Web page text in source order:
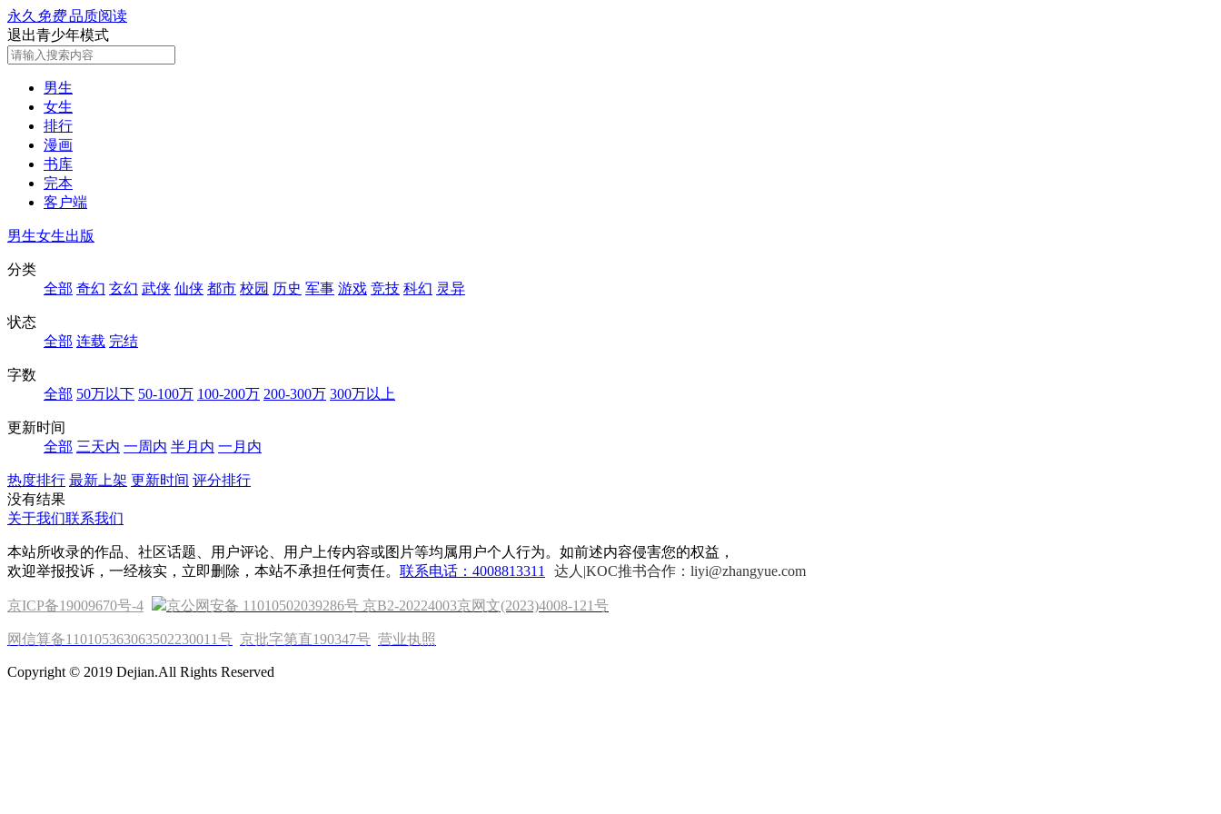
永久 免费品质阅读
退出青少年模式
男生
女生
排行
漫画
书库
完本
客户端
男生女生出版
分类
全部 奇幻 玄幻 武侠 仙侠 都市 校园 历史 军事 游戏 竞技 科幻 灵异
状态
全部 连载 完结
字数
全部 50万以下 50-100万 100-200万 200-300万 300万以上
更新时间
全部 三天内 一周内 半月内 一月内
热度排行 最新上架 更新时间 评分排行
没有结果
关于我们联系我们
本站所收录的作品、社区话题、用户评论、用户上传内容或图片等均属用户个人行为。如前述内容侵害您的权益，
欢迎举报投诉，一经核实，立即删除，本站不承担任何责任。 联系电话：4008813311 达人|KOC推书合作：liyi@zhangyue.com
京ICP备19009670号-4 京公网安备 11010502039286号 京B2-20224003京网文(2023)4008-121号
网信算备110105363063502230011号 京批字第直190347号 营业执照
Copyright © 2019 Dejian.All Rights Reserved